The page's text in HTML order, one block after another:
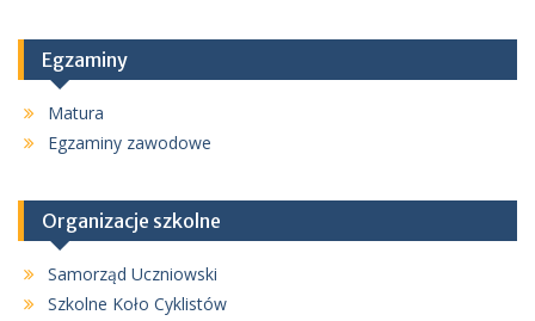
Egzaminy
Matura
Egzaminy zawodowe
Organizacje szkolne
Samorząd Uczniowski
Szkolne Koło Cyklistów